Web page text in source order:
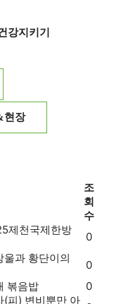
강지키기
현장
조
회
수
제천국제한방
0
울과 황단이의
0
볶음밥
0
(피) 변비뿐만 아